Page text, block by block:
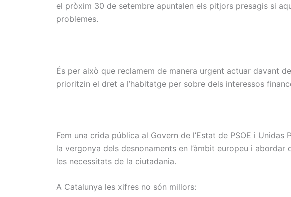
el pròxim 30 de setembre apuntalen els pitjors presagis si
problemes.
És per això que reclamem de manera urgent actuar davant
prioritzin el dret a l’habitatge per sobre dels interessos
Fem una crida pública al Govern de l’Estat de PSOE i
la vergonya dels desnonaments en l’àmbit europeu i
les necessitats de la ciutadania.
A Catalunya les xifres no són millors: